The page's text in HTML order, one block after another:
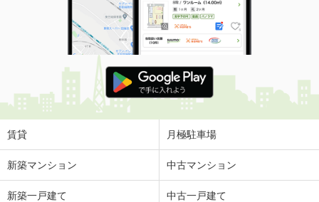
賃貸 月極駐車場
新築マンション 中古マンション
新築一戸建て 中古一戸建て